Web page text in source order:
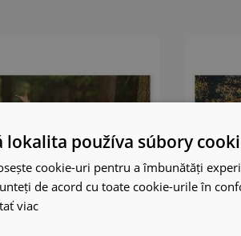
lokalita používa súbory
cookie-uri pentru a îmbunătăți
de acord cu toate cookie-urile în
viac